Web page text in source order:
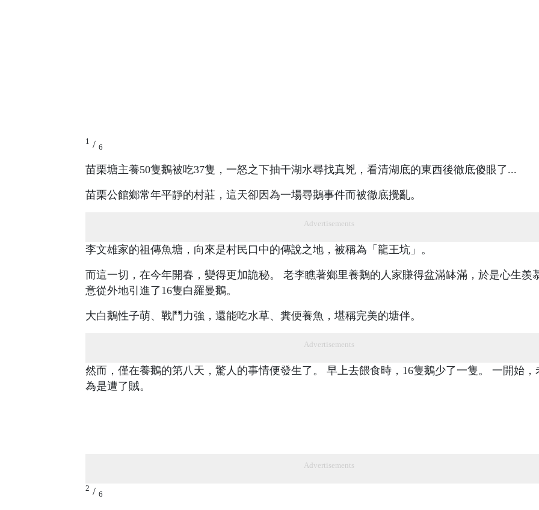
1 / 6
苗栗塘主養50隻鵝被吃37隻，一怒之下抽干湖水尋找真兇，看清湖底的東西後徹底傻眼了...
苗栗公館鄉常年平靜的村莊，這天卻因為一場尋鵝事件而被徹底攪亂。
Advertisements
李文雄家的祖傳魚塘，向來是村民口中的傳說之地，被稱為「龍王坑」。
而這一切，在今年開春，變得更加詭秘。 老李瞧著鄉里養鵝的人家賺得盆滿缽滿，於是心生羨
意從外地引進了16隻白羅曼鵝。
大白鵝性子萌、戰鬥力強，還能吃水草、糞便養魚，堪稱完美的塘伴。
Advertisements
然而，僅在養鵝的第八天，驚人的事情便發生了。 早上去餵食時，16隻鵝少了一隻。 一開始，
為是遭了賊。
Advertisements
2 / 6